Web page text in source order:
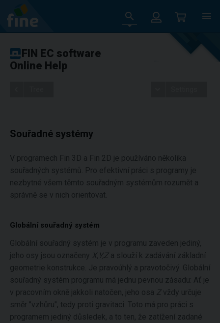
FIN EC software
Online Help
Souřadné systémy
V programech Fin 3D a Fin 2D je používáno několika
souřadných systémů. Pro efektivní práci s programy je
nezbytné všem těmto souřadným systémům rozumět a
správně se v nich orientovat.
Globální souřadný systém
Globální souřadný systém je v programu zaveden jediný,
jeho osy jsou označeny X,Y,Za slouží k zadávání základní
geometrie konstrukce. Je pravoúhlý a pravotočivý. Globální
souřadný systém programu má jednu pevnou zásadu: Ať je
v pracovním okně jakkoli natočen, jeho osa Zvždy určuje
směr "vzhůru", tedy proti gravitaci. Toto má pro práci s
programem jediný důsledek, a to ten, že zatížení zadané